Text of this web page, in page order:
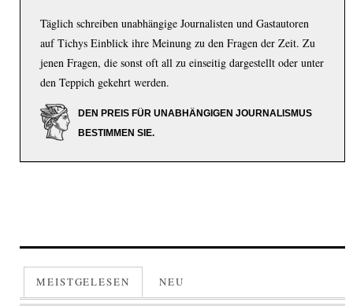
Täglich schreiben unabhängige Journalisten und Gastautoren
auf Tichys Einblick ihre Meinung zu den Fragen der Zeit. Zu
jenen Fragen, die sonst oft all zu einseitig dargestellt oder unter
den Teppich gekehrt werden.
DEN PREIS FÜR UNABHÄNGIGEN JOURNALISMUS
BESTIMMEN SIE.
MEISTGELESEN NEU